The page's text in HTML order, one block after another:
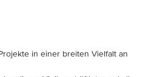
in einer breiten Vielfalt an